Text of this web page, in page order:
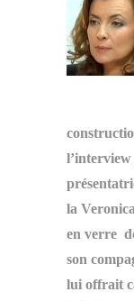
la
en verre
son
lui offrait